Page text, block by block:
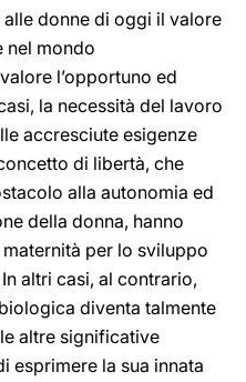
donne di oggi il valore
nel mondo
l’opportuno ed
la necessità del lavoro
accresciute esigenze
di libertà, che
alla autonomia ed
della donna, hanno
per lo sviluppo
altri casi, al contrario,
diventa talmente
altre significative
esprimere la sua innata